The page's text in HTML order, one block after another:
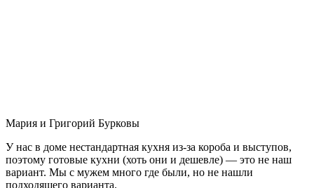
Мария и Григорий Бурковы
У нас в доме нестандартная кухня из-за короба и выступов,
поэтому готовые кухни (хоть они и дешевле) — это не наш
вариант. Мы с мужем много где были, но не нашли
подходящего варианта.